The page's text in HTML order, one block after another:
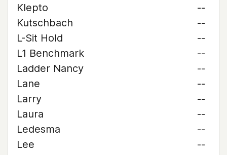
Klepto
--
Kutschbach
--
L-Sit Hold
--
L1 Benchmark
--
Ladder Nancy
--
Lane
--
Larry
--
Laura
--
Ledesma
--
Lee
--